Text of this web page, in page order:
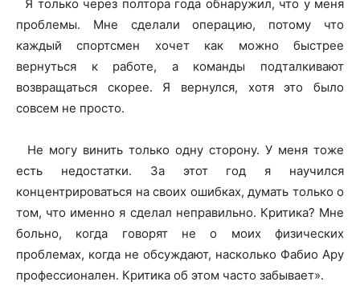
Я только через полтора года обнаружил, что у меня
проблемы. Мне сделали операцию, потому что
каждый спортсмен хочет как можно быстрее
вернуться к работе, а команды подталкивают
возвращаться скорее. Я вернулся, хотя это было
совсем не просто.
Не могу винить только одну сторону. У меня тоже
есть недостатки. За этот год я научился
концентрироваться на своих ошибках, думать только о
том, что именно я сделал неправильно. Критика? Мне
больно, когда говорят не о моих физических
проблемах, когда не обсуждают, насколько Фабио Ару
профессионален. Критика об этом часто забывает».